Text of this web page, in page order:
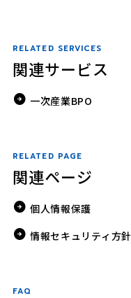
RELATED SERVICES
関連サービス
一次産業BPO
RELATED PAGE
関連ページ
個人情報保護
情報セキュリティ方針
FAQ